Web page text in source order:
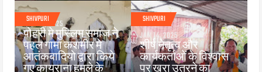
SHIVPURI
APR 26, 2025
पोहरी मे मुस्लिम समाज ने
पहल गामा कशमीर मे
आतंकबादियो द्वारा किये
SHIVPURI
JAN 14, 2025
शीर्ष नेतृत्व और
कार्यकर्ताओं के विश्वास